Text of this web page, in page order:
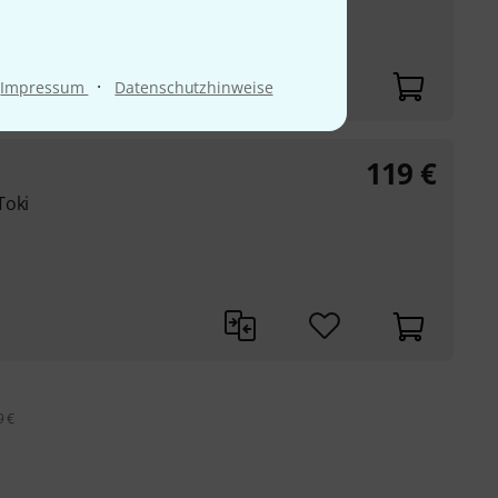
Impressum · Datenschutzhinweise
119 €
€